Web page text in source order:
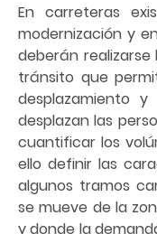
En carreteras
modernización y
deberán
tránsito que
desplazamiento
desplazan las
cuantificar los
ello definir las
algunos tramos
se mueve de la
y donde la